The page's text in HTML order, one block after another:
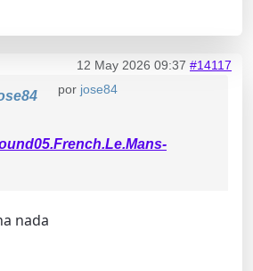
12 May 2026 09:37 #14117
por jose84
nada